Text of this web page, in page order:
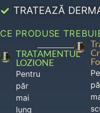
TRATEAZĂ
CE PRODUSE
TRATAMENTUL
LOZIONE
Pentru
păr
mai
lung